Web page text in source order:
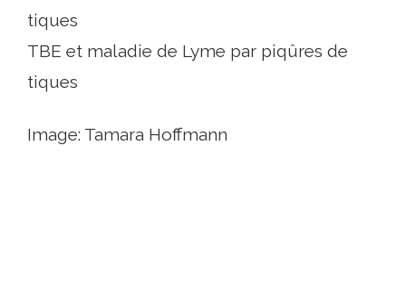
tiques
TBE et maladie de Lyme par piqûres de
tiques
Image: Tamara Hoffmann